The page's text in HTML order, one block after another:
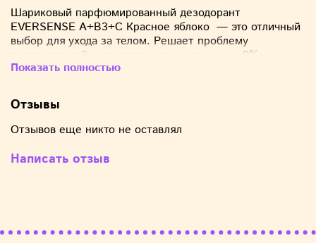
Шариковый парфюмированный дезодорант
EVERSENSE A+B3+C Красное яблоко — это отличный
выбор для ухода за телом. Решает проблему
поврежденной кожи подмышек с помощью 0%
содержания спирта. Содержит РНА и коллаген 9Х,
ороговевшие клетки кожи, делая ее более светлой,
гладкой и свежей.
Свойства:
Эффективен от запаха пота и повышенного
гладкой.
Показать полностью
Отзывы
Отзывов еще никто не оставлял
Написать отзыв